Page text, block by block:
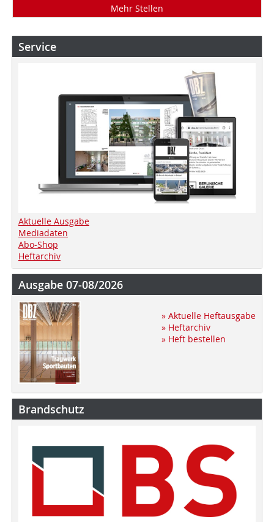
Mehr Stellen
Service
Aktuelle Ausgabe
Mediadaten
Abo-Shop
Heftarchiv
Ausgabe 07-08/2026
» Aktuelle Heftausgabe
» Heftarchiv
» Heft bestellen
Brandschutz